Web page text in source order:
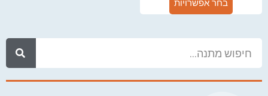
בחר אפשרויות